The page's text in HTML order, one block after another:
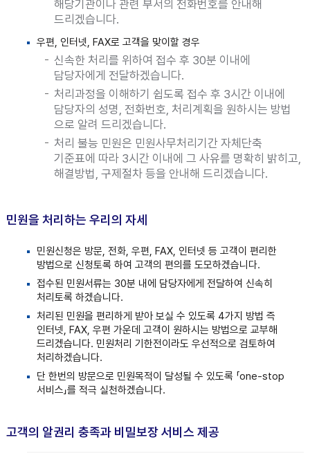
해당기관이나 관련 부서의 전화번호를 안내해
드리겠습니다.
우편, 인터넷, FAX로 고객을 맞이할 경우
신속한 처리를 위하여 접수 후 30분 이내에
담당자에게 전달하겠습니다.
처리과정을 이해하기 쉽도록 접수 후 3시간 이내에
담당자의 성명, 전화번호, 처리계획을 원하시는 방법
으로 알려 드리겠습니다.
처리 불능 민원은 민원사무처리기간 자체단축
기준표에 따라 3시간 이내에 그 사유를 명확히 밝히고,
해결방법, 구제절차 등을 안내해 드리겠습니다.
민원을 처리하는 우리의 자세
민원신청은 방문, 전화, 우편, FAX, 인터넷 등 고객이 편리한
방법으로 신청토록 하여 고객의 편의를 도모하겠습니다.
접수된 민원서류는 30분 내에 담당자에게 전달하여 신속히
처리토록 하겠습니다.
처리된 민원을 편리하게 받아 보실 수 있도록 4가지 방법 즉
인터넷, FAX, 우편 가운데 고객이 원하시는 방법으로 교부해
드리겠습니다. 민원처리 기한전이라도 우선적으로 검토하여
처리하겠습니다.
단 한번의 방문으로 민원목적이 달성될 수 있도록 「one-stop
서비스」를 적극 실천하겠습니다.
고객의 알권리 충족과 비밀보장 서비스 제공